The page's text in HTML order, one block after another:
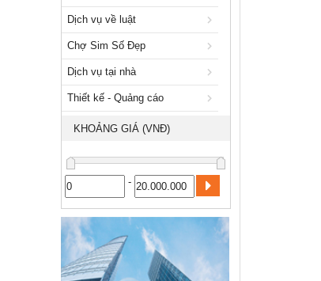
Xuất nhập khẩu
Dịch vụ về luật
Chợ Sim Số Đẹp
Dịch vụ tại nhà
Thiết kế - Quảng cáo
Dịch vụ về luật
Chợ Sim Số Đẹp
Dịch vụ tại nhà
Thiết kế - Quảng cáo
KHOẢNG GIÁ (VNĐ)
-